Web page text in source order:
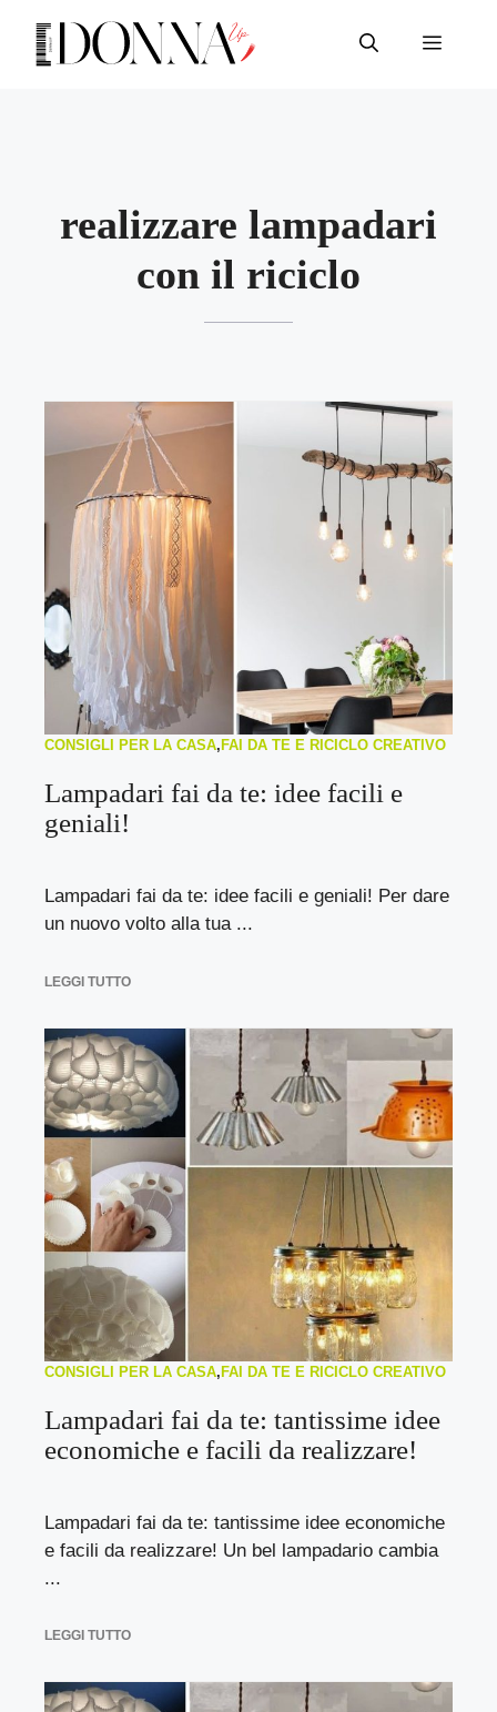
contenuto
Menu
realizzare lampadari
con il riciclo
CONSIGLI PER LA CASA, FAI DA TE E RICICLO CREATIVO
Lampadari fai da te: idee facili e
geniali!
Lampadari fai da te: idee facili e geniali! Per dare
un nuovo volto alla tua ...
LEGGI TUTTO
CONSIGLI PER LA CASA,FAI DA TE E RICICLO CREATIVO
Lampadari fai da te: tantissime idee
economiche e facili da realizzare!
Lampadari fai da te: tantissime idee economiche
e facili da realizzare! Un bel lampadario cambia
...
LEGGI TUTTO